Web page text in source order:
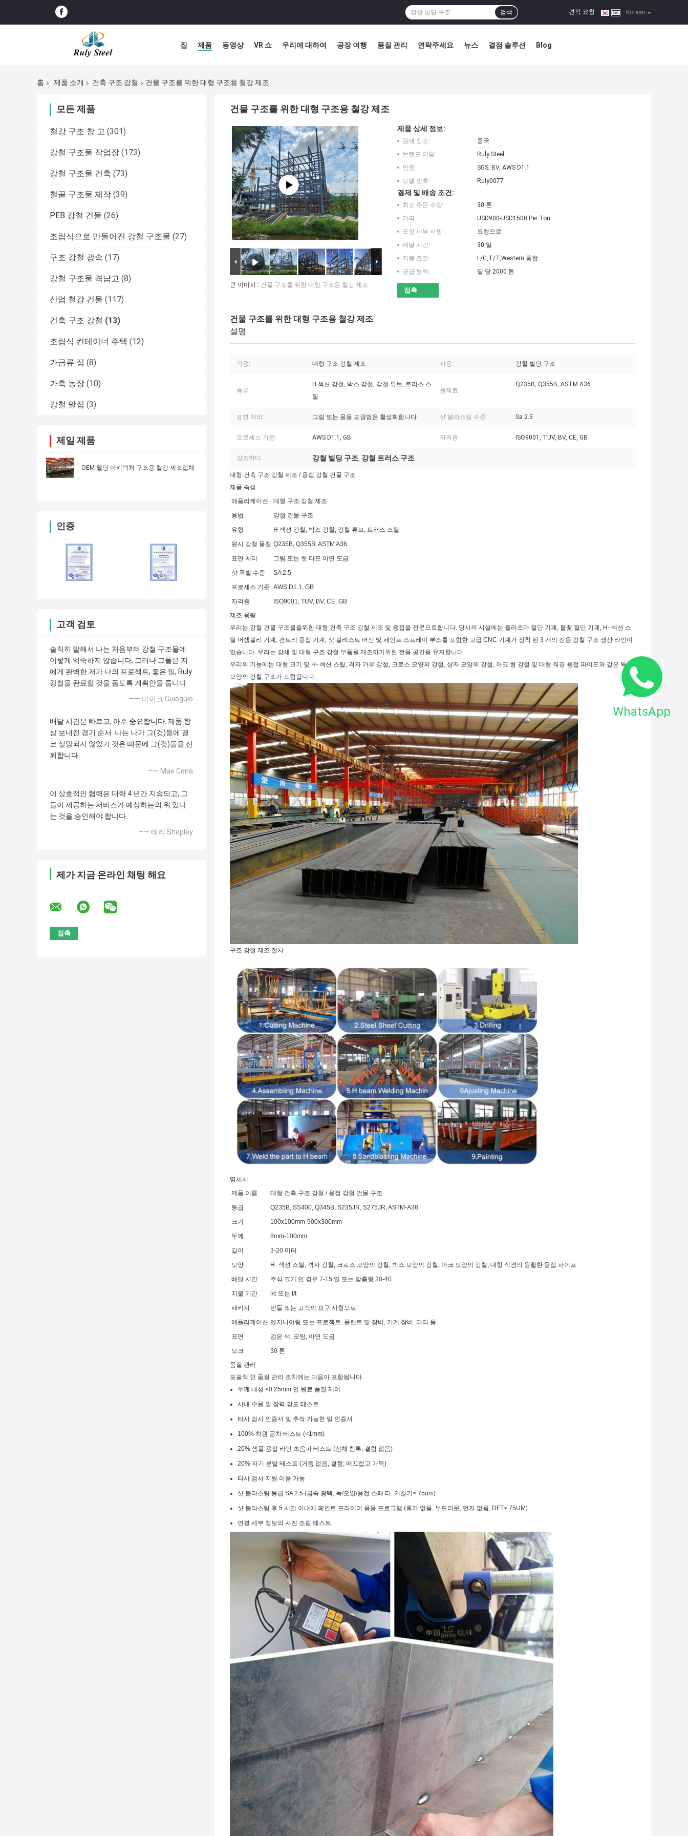
Korean
견적 요청 |
검색
집 제품 동영상 VR 쇼 우리에 대하여 공장 여행 품질 관리 연락주세요 뉴스 결점 솔루션 Blog
홈 제품 소개 건축 구조 강철 건물 구조를 위한 대형 구조용 철강 제조
모든 제품
철강 구조 창 고 (301)
강철 구조물 작업장 (173)
강철 구조물 건축 (73)
철골 구조물 제작 (39)
PEB 강철 건물 (26)
조립식으로 만들어진 강철 구조물 (27)
구조 강철 광속 (17)
강철 구조물 격납고 (8)
산업 철강 건물 (117)
건축 구조 강철 (13)
조립식 컨테이너 주택 (12)
가금류 집 (8)
가축 농장 (10)
강철 말집 (3)
제일 제품
OEM 웰딩 아키텍처 구조용 철강 제조업체
인증
고객 검토
솔직히 말해서 나는 처음부터 강철 구조물에
이렇게 익숙하지 않습니다, 그러나 그들은 저
에게 완벽한 저가 나의 프로젝트, 좋은 일, Ruly
강철을 완료할 것을 돕도록 계획안을 줍니다
—— 마이크 Guioguio
배달 시간은 빠르고, 아주 중요합니다: 제품 항
상 보내진 경기 순서. 나는 나가 그(것)들에 결
코 실망되지 않았기 것은 때문에 그(것)들을 신
뢰합니다.
—— Mae Cena
이 상호적인 협력은 대략 4 년간 지속되고, 그
들이 제공하는 서비스가 예상하는의 위 있다
는 것을 승인해야 합니다.
—— 테리 Shepley
제가 지금 온라인 채팅 해요
건물 구조를 위한 대형 구조용 철강 제조
큰 이미지 : 건물 구조를 위한 대형 구조용 철강 제조
제품 상세 정보:
원래 장소:
중국
브랜드 이름:
Ruly Steel
인증:
SGS, BV, AWS D1.1
모델 번호:
Ruly0077
결제 및 배송 조건:
최소 주문 수량:
30 톤
가격:
USD900-USD1500 Per Ton
포장 세부 사항:
요청으로
배달 시간:
30 일
지불 조건:
L/C,T/T,Western 통합
공급 능력:
달 당 2000 톤
접촉
건물 구조를 위한 대형 구조용 철강 제조
설명
적용: 대형 구조 강철 제조 사용: 강철 빌딩 구조
종류:
H 섹션 강철, 박스 강철, 강철 튜브, 트러스 스
틸
원재료:
Q235B, Q355B, ASTM A36
표면 처리: 그림 또는 용융 도금법은 활성화합니다 샷 블라스팅 수준: Sa 2.5
프로세스 기준: AWS D1.1, GB 자격증: ISO9001, TUV, BV, CE, GB
강조하다: 강철 빌딩 구조, 강철 트러스 구조
대형 건축 구조 강철 제조 / 용접 강철 건물 구조
제품 속성
애플리케이션
대형 구조 강철 제조
용법
강철 건물 구조
유형
H 섹션 강철, 박스 강철, 강철 튜브, 트러스 스틸
원시 강철 물질 Q235B, Q355B, ASTM A36
표면 처리
그림 또는 핫 다프 아연 도금
샷 폭발 수준
SA 2.5
프로세스 기준 AWS D1.1, GB
자격증
ISO9001, TUV, BV, CE, GB
제조 용량
우리는 강철 건물 구조물을위한 대형 건축 구조 강철 제조 및 용접을 전문으로합니다. 당사의 시설에는 플라즈마 절단 기계, 불꽃 절단 기계, H- 섹션 스
틸 어셈블리 기계, 갠트리 용접 기계, 샷 블래스트 머신 및 페인트 스프레이 부스를 포함한 고급 CNC 기계가 장착 된 3 개의 전용 강철 구조 생산 라인이
있습니다. 우리는 강세 및 대형 구조 강철 부품을 제조하기위한 전용 공간을 유지합니다.
우리의 기능에는 대형 크기 및 H- 섹션 스틸, 격자 가루 강철, 크로스 모양의 강철, 상자 모양의 강철, 아크 형 강철 및 대형 직경 용접 파이프와 같은 특수
모양의 강철 구조가 포함됩니다.
구조 강철 제조 절차
명세서
제품 이름
대형 건축 구조 강철 / 용접 강철 건물 구조
등급
Q235B, SS400, Q345B, S235JR, S275JR, ASTM-A36
크기
100x100mm-900x300mm
두께
8mm-100mm
길이
3-20 미터
모양
H- 섹션 스틸, 격자 강철, 크로스 모양의 강철, 박스 모양의 강철, 아크 모양의 강철, 대형 직경의 원활한 용접 파이프
배달 시간
주식 크기 인 경우 7-15 일 또는 맞춤형 20-40
지불 기간
l/c 또는 t/t
패키지
번들 또는 고객의 요구 사항으로
애플리케이션 엔지니어링 또는 프로젝트, 플랜트 및 장비, 기계 장비, 다리 등
표면
검은 색, 코팅, 아연 도금
모크
30 톤
품질 관리
포괄적 인 품질 관리 조치에는 다음이 포함됩니다.
두께 내성 <0.25mm 인 원료 품질 제어
사내 수율 및 장력 강도 테스트
타사 검사 인증서 및 추적 가능한 밀 인증서
100% 차원 공차 테스트 (<1mm)
20% 샘플 용접 라인 초음파 테스트 (전체 침투, 결함 없음)
20% 자기 분말 테스트 (거품 없음, 결함; 매끄럽고 가득)
타사 검사 지원 이용 가능
샷 블라스팅 등급 SA 2.5 (금속 광택, 녹/오일/용접 스패 터, 거칠기> 75um)
샷 블라스팅 후 5 시간 이내에 페인트 프라이머 응용 프로그램 (휴가 없음, 부드러운, 먼지 없음, DFT> 75UM)
연결 세부 정보의 사전 조립 테스트
WhatsApp